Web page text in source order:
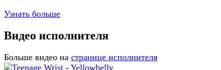
Узнать больше
Видео исполнителя
Больше видео на странице исполнителя